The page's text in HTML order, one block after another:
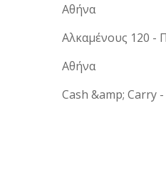
Αθήνα
Αλκαμένους 120 -
Αθήνα
Cash &amp; Carry